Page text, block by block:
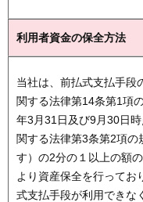
利用者資金の保全方法
当社は、前払式支払手段
関する法律第14条第1項
年3月31日及び9月30日
関する法律第3条第2項の
す）の2分の１以上の額
より資産保全を行って
式支払手段が利用できな